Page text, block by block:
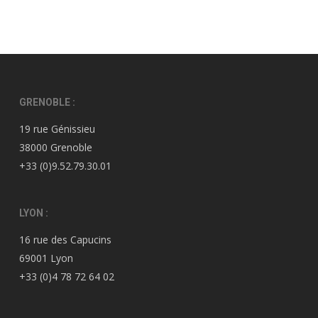
GRENOBLE :
19 rue Génissieu
38000 Grenoble
+33 (0)9.52.79.30.01
LYON :
16 rue des Capucins
69001 Lyon
+33 (0)4 78 72 64 02